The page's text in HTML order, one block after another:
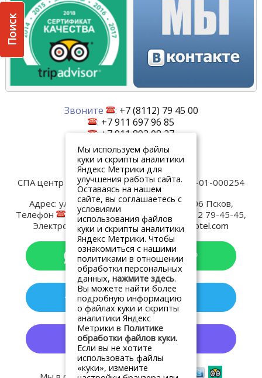
Звоните : +7 (8112) 79 45 00
: +7 911 697 96 85
: +7 911 893 08 27
Написать нам
СПА центр Old Estate Лицензия № ЛО-60-01-000254
Контакты:
Адрес: ул. Верхне-Береговая, д.4 180006 Псков,
Телефон
+7 8112 79-45-00 , Факс:+7 8112 79-45-45,
Электронная почта
:spa@oldestatehotel.com
Поиск
Мы используем файлы
куки и скрипты аналитики
Яндекс Метрики для
улучшения работы сайта.
Оставаясь на нашем
сайте, вы соглашаетесь с
условиями
использования файлов
куки и скрипты аналитики
Яндекс Метрики. Чтобы
ознакомиться с нашими
политиками в отношении
обработки персональных
данных, нажмите здесь.
Вы можете найти более
подробную информацию
о файлах куки и скрипты
аналитики Яндекс
Метрики в Политике
обработки файлов куки.
Если вы не хотите
использовать файлы
«куки», измените